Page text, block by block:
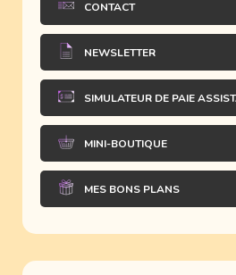
CONTACT
NEWSLETTER
SIMULATEUR DE PAIE
MINI-BOUTIQUE
MES BONS PLANS